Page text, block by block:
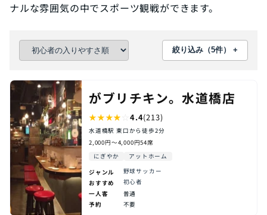
ナルな雰囲気の中でスポーツ観戦ができます。
絞り込み（5件） +
野球メイン
サッカーメイン 複数競技
その他
よく放映されるスポーツ
野球
プロ野球 MLB サッカー
海外サッカー
バスケットボール
バレーボール
SVリーグ 海外バレー
NFL
ラグビー リーグワン 海外ラグビー
ウインタースポーツ
ゴルフ
格闘技
ボクシング プロレス
大相撲
モータースポーツ
がブリチキン。水道橋店
★★★★ ☆4.4(213)
水道橋駅 東口から徒歩2分
2,000円〜4,000円54席
にぎやか
アットホーム
ジャンル
野球サッカー
おすすめ
初心者
一人客
普通
予約
不要